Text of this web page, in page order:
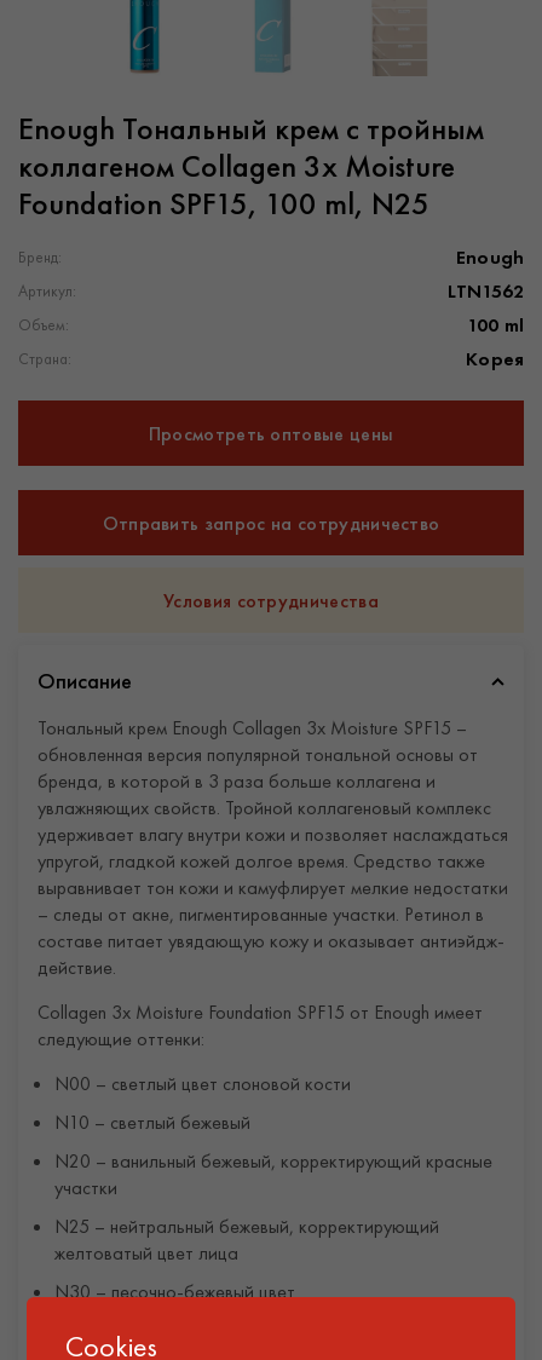
Enough Тональный крем с тройным
коллагеном Collagen 3x Moisture
Foundation SPF15, 100 ml, N25
Бренд: Enough
Артикул: LTN1562
Объем: 100 ml
Страна: Корея
Просмотреть оптовые цены
Отправить запрос на сотрудничество
Условия сотрудничества
Описание
Тональный крем Enough Collagen 3x Moisture SPF15 –
обновленная версия популярной тональной основы от
бренда, в которой в 3 раза больше коллагена и
увлажняющих свойств. Тройной коллагеновый комплекс
удерживает влагу внутри кожи и позволяет наслаждаться
упругой, гладкой кожей долгое время. Средство также
выравнивает тон кожи и камуфлирует мелкие недостатки
– следы от акне, пигментированные участки. Ретинол в
составе питает увядающую кожу и оказывает антиэйдж-
действие.
Collagen 3x Moisture Foundation SPF15 от Enough имеет
следующие оттенки:
N00 – светлый цвет слоновой кости
N10 – светлый бежевый
N20 – ванильный бежевый, корректирующий красные
участки
N25 – нейтральный бежевый, корректирующий
желтоватый цвет лица
N30 – песочно-бежевый цвет
N35 – бежевый с оттенком миндаля для загорелой
Cookies